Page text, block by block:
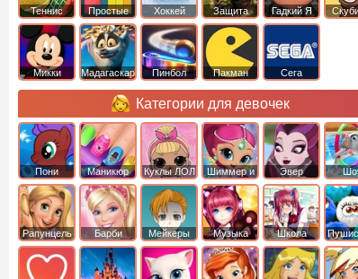
Теннис Простые Хоккей
Защита
башни
Гадкий Я
Микки
Мадагаскар Пинбол Пакман Сега
Категории для девочек
Пони
креатор
Маникюр Куклы ЛОЛ
Шиммер и
Шайн
Эвер
Афтер Хай
Рапунцель Барби Мейкеры Музыка Школа